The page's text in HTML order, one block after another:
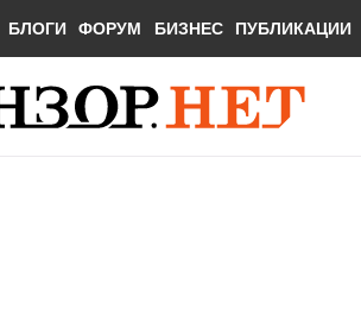
БЛОГИ ФОРУМ БИЗНЕС ПУБЛИКАЦИИ